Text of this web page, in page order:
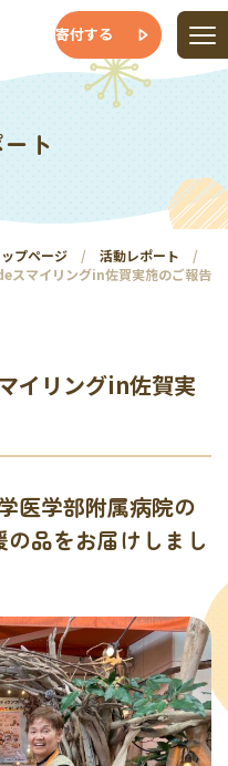
寄付する
ト
ップページ
活動レポート
マイリングin佐賀実施のご報告
イリングin佐賀実
医学部附属病院の
品をお届けしまし